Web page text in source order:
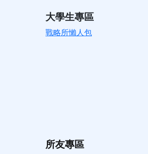
大學生專區
戰略所懶人包
所友專區